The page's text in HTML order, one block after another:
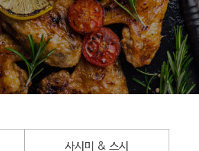
사시미 & 스시